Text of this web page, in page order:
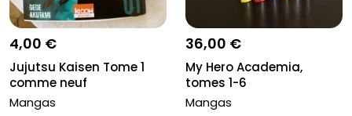
4,00 €
Jujutsu Kaisen Tome 1
comme neuf
Mangas
36,00 €
My Hero Academia,
tomes 1-6
Mangas